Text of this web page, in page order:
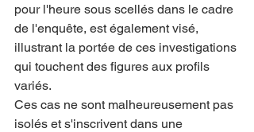
pour l'heure sous scellés dans le cadre
de l'enquête, est également visé,
illustrant la portée de ces investigations
qui touchent des figures aux profils
variés.
Ces cas ne sont malheureusement pas
isolés et s'inscrivent dans une